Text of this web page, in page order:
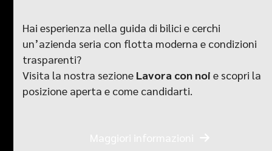
Hai esperienza nella guida di bilici e cerchi
un’azienda seria con flotta moderna e condizioni
trasparenti?
Visita la nostra sezione Lavora con noi e scopri la
posizione aperta e come candidarti.